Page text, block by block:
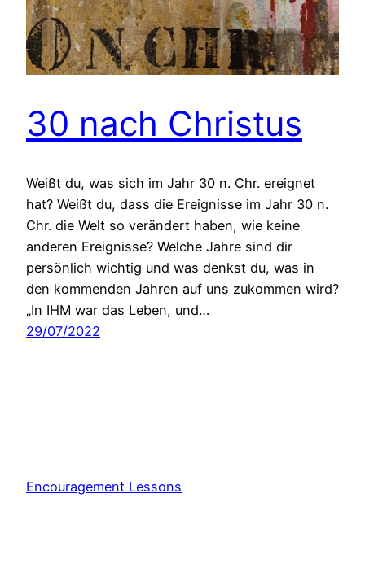
30 nach Christus
Weißt du, was sich im Jahr 30 n. Chr. ereignet
hat? Weißt du, dass die Ereignisse im Jahr 30 n.
Chr. die Welt so verändert haben, wie keine
anderen Ereignisse? Welche Jahre sind dir
persönlich wichtig und was denkst du, was in
den kommenden Jahren auf uns zukommen wird?
„In IHM war das Leben, und…
29/07/2022
Encouragement Lessons